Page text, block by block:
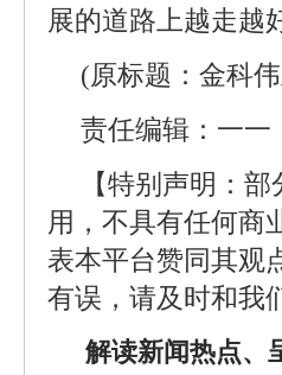
展的道路上越走越
(原标题：金科
责任编辑：一一
【特别声明：
用，不具有任何商
表本平台赞同其观
有误，请及时和我
解读新闻热点、